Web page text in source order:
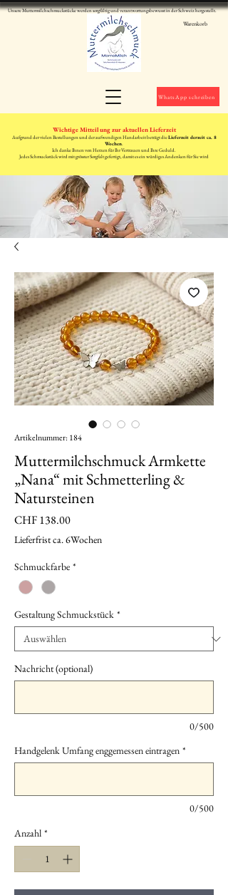
Unsere Muttermilchschmuckstücke werden sorgfältig und verantwortungsbewusst in der Schweiz hergestellt.
Warenkorb
WhatsApp schreiben
Wichtige Mitteilung zur aktuellen Lieferzeit
Aufgrund der vielen Bestellungen und der aufwendigen Handarbeit beträgt dieLieferzeit derzeit ca. 8
Wochen.
Ich danke Ihnen von Herzen für Ihr Vertrauen und Ihre Geduld.
Jedes Schmuckstück wird mit grösster Sorgfalt gefertigt, damit es ein würdiges Andenken für Sie wird
Artikelnummer: 184
Muttermilchschmuck Armkette
„Nana“ mit Schmetterling &
Natursteinen
CHF 138.00Preis
Lieferfrist ca. 6Wochen
Schmuckfarbe *
Gestaltung Schmuckstück *
Nachricht (optional)
0/500
Handgelenk Umfang enggemessen eintragen *
0/500
Anzahl *